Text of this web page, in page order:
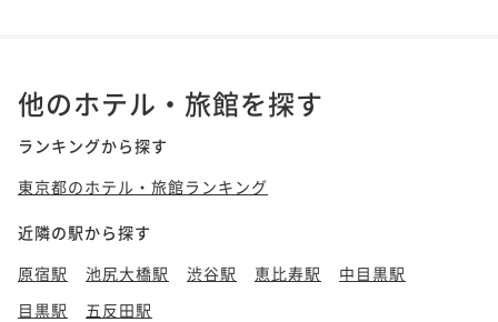
他のホテル・旅館を探す
ランキングから探す
東京都のホテル・旅館ランキング
近隣の駅から探す
原宿駅
池尻大橋駅 渋谷駅 恵比寿駅
中目黒駅
目黒駅
五反田駅